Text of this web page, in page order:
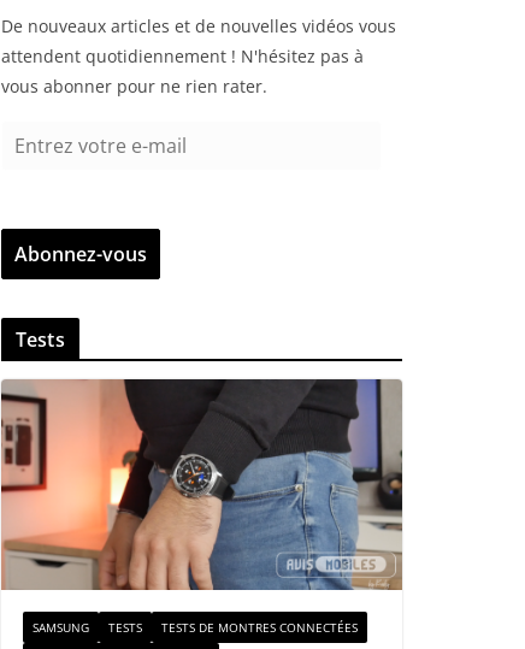
De nouveaux articles et de nouvelles vidéos vous
attendent quotidiennement ! N'hésitez pas à
vous abonner pour ne rien rater.
r
z
v
t
r
e
e
-
a
i
Abonnez-vous
Tests
SAMSUNG TESTS
TESTS DE MONTRES CONNECTÉES